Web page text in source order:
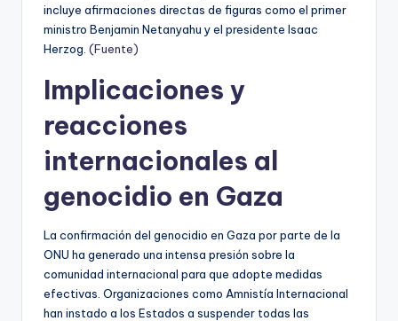
incluye afirmaciones directas de figuras como el primer
ministro Benjamin Netanyahu y el presidente Isaac
Herzog. (Fuente)
Implicaciones y
reacciones
internacionales al
genocidio en Gaza
La confirmación del genocidio en Gaza por parte de la
ONU ha generado una intensa presión sobre la
comunidad internacional para que adopte medidas
efectivas. Organizaciones como Amnistía Internacional
han instado a los Estados a suspender todas las